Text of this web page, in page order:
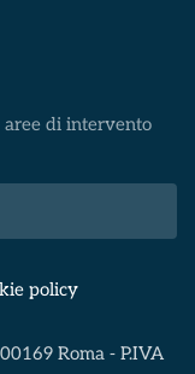
aree di intervento
policy
Roma - P.IVA